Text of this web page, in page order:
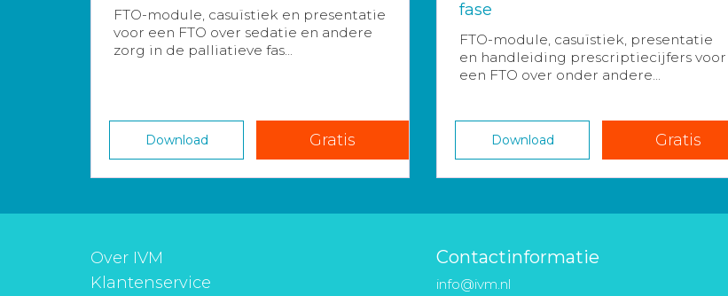
FTO-module, casuïstiek en presentatie
voor een FTO over sedatie en andere
zorg in de palliatieve fas...
Download Gratis
fase
FTO-module, casuïstiek, presentatie
en handleiding prescriptiecijfers voor
een FTO over onder andere...
Download Gratis
Over IVM
Klantenservice
Contactinformatie
info@ivm.nl